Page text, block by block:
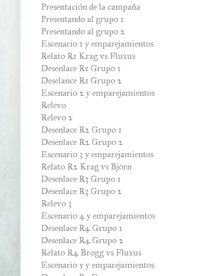
Presentación de la campaña
Presentando al grupo 1
Presentando al grupo 2
Escenario 1 y emparejamientos
Relato R1 Krag vs Fluxus
Desenlace R1 Grupo 1
Deselance R1 Grupo 2
Escenario 2 y emparejamientos
Relevo
Relevo 2
Desenlace R2 Grupo 1
Desenlace R2 Grupo 2
Escenario 3 y emparejamientos
Relato R2 Krag vs Björn
Desenlace R3 Grupo 1
Desenlace R3 Grupo 2
Relevo 3
Escenario 4 y emparejamientos
Desenlace R4 Grupo 1
Desenlace R4 Grupo 2
Relato R4 Brogg vs Fluxus
Escenario 5 y emparejamientos